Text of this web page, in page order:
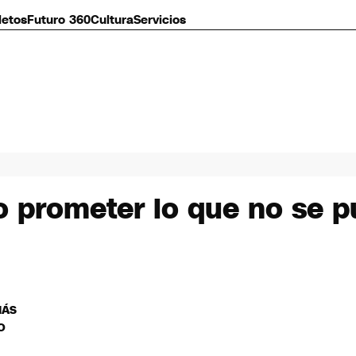
Futuro 360CulturaServicios
prometer lo que no se